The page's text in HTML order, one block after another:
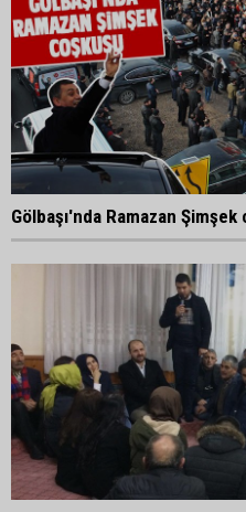
Gölbaşı'nda Ramazan Şimşek